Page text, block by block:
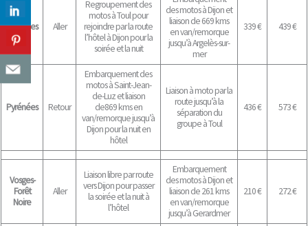
Pyrénées Aller
Regroupement des
motos à Toul pour
rejoindre par la route
l’hôtel à Dijon pour la
soirée et la nuit
des motos à Dijon et
liaison de 669 kms
en van/remorque
jusqu’à Argelès-sur-
mer
339 € 439 €
Pyrénées Retour
Embarquement des
motos à Saint-Jean-
de-Luz et liaison
de869 kms en
van/remorque jusqu’à
Dijon pour la nuit en
hôtel
Liaison à moto par la
route jusqu’à la
séparation du
groupe à Toul
436 € 573 €
Vosges-
Forêt
Noire
Aller
Liaison libre par route
vers Dijon pour passer
la soirée et la nuit à
l’hôtel
Embarquement
des motos à Dijon et
liaison de 261 kms
en van/remorque
jusqu’à Gerardmer
210 € 272 €